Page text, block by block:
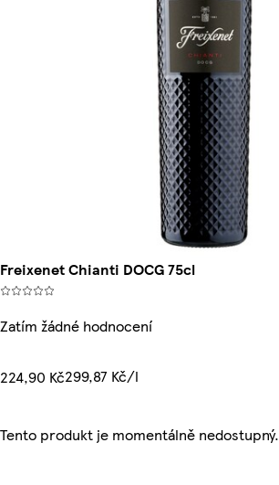
Freixenet Chianti DOCG 75cl
Zatím žádné hodnocení
224,90 Kč299,87 Kč/l
Tento produkt je momentálně nedostupný.